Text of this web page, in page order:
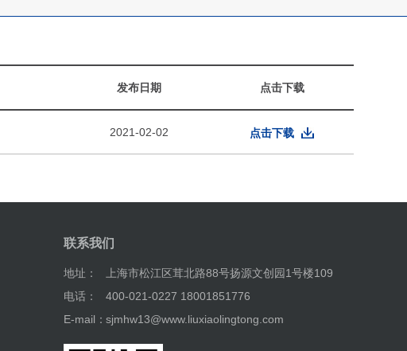
发布日期 点击下载
2021-02-02 点击下载
联系我们
地址：
上海市松江区茸北路88号扬源文创园1号楼109
电话：
400-021-0227 18001851776
E-mail：sjmhw13@www.liuxiaolingtong.com